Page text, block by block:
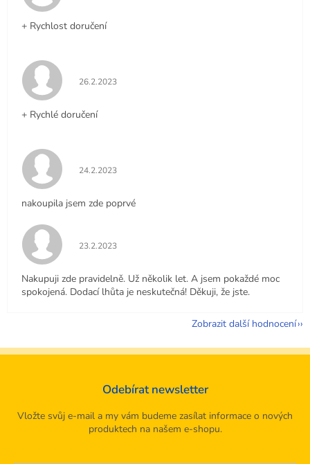
+ Rychlost doručení
Hodnocení obchodu je 5 z 5 hvězdiček.
26.2.2023
+ Rychlé doručení
Hodnocení obchodu je 5 z 5 hvězdiček.
24.2.2023
nakoupila jsem zde poprvé
Hodnocení obchodu je 5 z 5 hvězdiček.
23.2.2023
Nakupuji zde pravidelně. Už několik let. A jsem pokaždé moc
spokojená. Dodací lhůta je neskutečná! Děkuji, že jste.
Zobrazit další hodnocení
Odebírat newsletter
Vložte svůj e-mail a my vám budeme zasílat informace o nových
produktech na našem e-shopu.